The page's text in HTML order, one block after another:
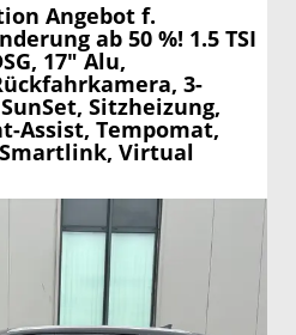
Angebot f.
ab 50 %! 1.5 TSI
17" Alu,
3-
Sitzheizung,
Assist, Tempomat,
Virtual